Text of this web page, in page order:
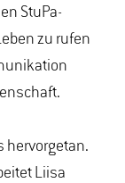
StuPa-
zu rufen
hervorgetan.
Liisa